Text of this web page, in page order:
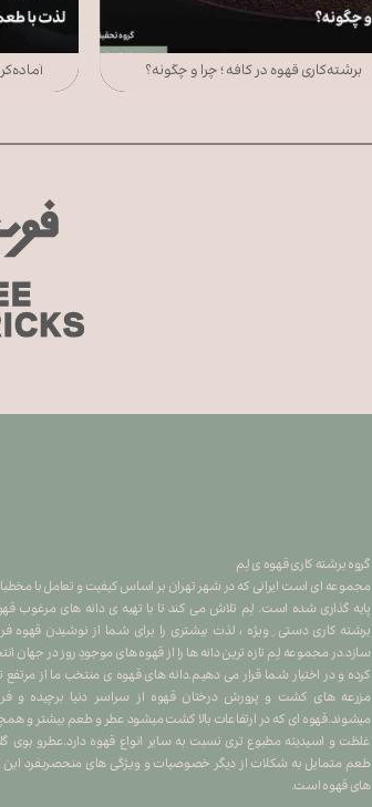
برشته‌کاری قهوه در کافه ؛ چرا و چگونه؟
گروه برشته کاری قهوه ی لِم
​​​​​​​مجموعه ای است ایرانی که در شهر تهران بر اساس کیفیت و تعامل با
پایه گذاری شده است. لِم تلاش می کند تا با تهیه ی دانه های مرغوب
برشته کاری دستی ِ ویژه ، لذت بیشتری را برای شما از نوشیدن قهوه
سازد.در مجموعه لِم تازه ترین دانه ها را از قهوه های موجودِ روز در جهان
کرده و در اختیار شما قرار می دهیم.دانه های قهوه ی منتخب ما از مرتفع
مزرعه های کشت و پرورش درختان قهوه از سراسر دنیا برچیده و
میشوند.قهوه ای که در ارتفاعات بالا کشت میشود عطر و طعم بیشتر و
غلظت و اسیدیته مطبوع تری نسبت به سایر انواع قهوه دارد.عطرو بوی
طعم متمایل به شکلات از دیگر خصوصیات و ویژگی های منحصربفرد این
های قهوه است.